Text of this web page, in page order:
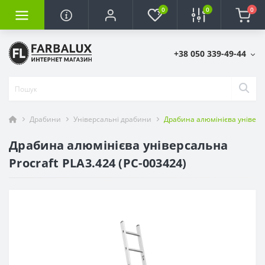
0 0 0
+38 050 339-49-44
Драбини Універсальні драбини Драбина алюмінієва
Драбина алюмінієва універсальна
Procraft PLA3.424 (PC-003424)